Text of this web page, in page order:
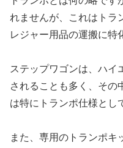
れませんが、これはトラ
レジャー用品の運搬に特
ステップワゴンは、ハイ
されることも多く、その
は特にトランポ仕様とし
また、専用のトランポキ